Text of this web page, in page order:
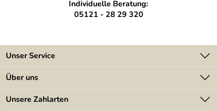
Anfrage gefertigt.
Dadurch können wir Ihnen jedes gewünschte Maß
Die Frachtkosten richten sich nach Größe und Ihrem
Wohnort. Um die Frachtkosten gering zu halten, werden
gefertigt.
Individuelle Beratung:
05121 - 28 29 320
Unser Service
Kontakt
Kundeninformationen
Über uns
Angebote
Unsere Zahlarten